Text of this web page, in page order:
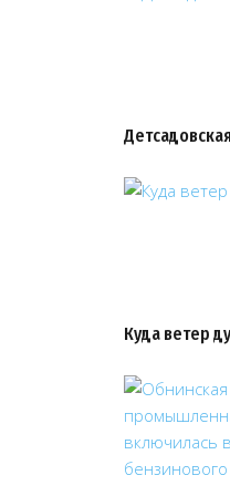
Куда ветер